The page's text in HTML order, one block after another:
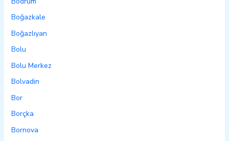
Boğazkale
Boğazlıyan
Bolu
Bolu Merkez
Bolvadin
Bor
Borçka
Bornova